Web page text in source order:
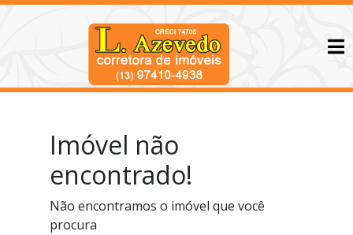
Imóvel não
encontrado!
Não encontramos o imóvel que você
procura